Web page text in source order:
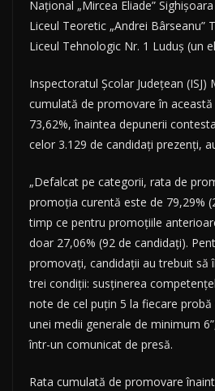
Naţional „Mircea Eliade”
Liceul Teoretic „Andrei Bârseanu”
Liceul Tehnologic Nr. 1 Luduş (un
Inspectoratul Şcolar Judeţean
cumulată de promovare în
73,62%, înaintea depunerii
celor 3.129 de candidaţi prezenţi,
„Defalcat pe categorii, rata de
promoţia curentă este de 79,29%
timp ce pentru promoţiile
doar 27,06% (92 de candidaţi).
promovaţi, candidaţii au trebuit să
trei condiţii: susţinerea
note de cel puţin 5 la fiecare probă
unei medii generale de minimum
într-un comunicat de presă.
Rata cumulată de promovare